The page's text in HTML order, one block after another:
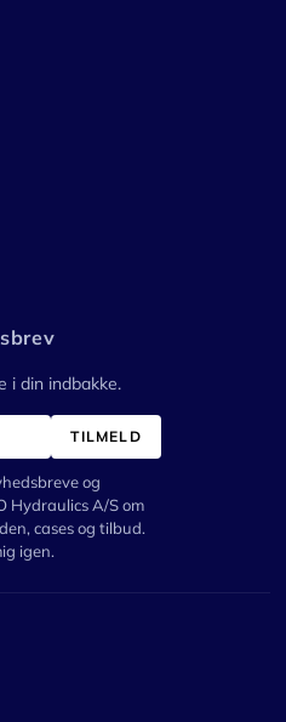
i din indbakke.
TILMELD
og
Hydraulics A/S om
cases og tilbud.
igen.